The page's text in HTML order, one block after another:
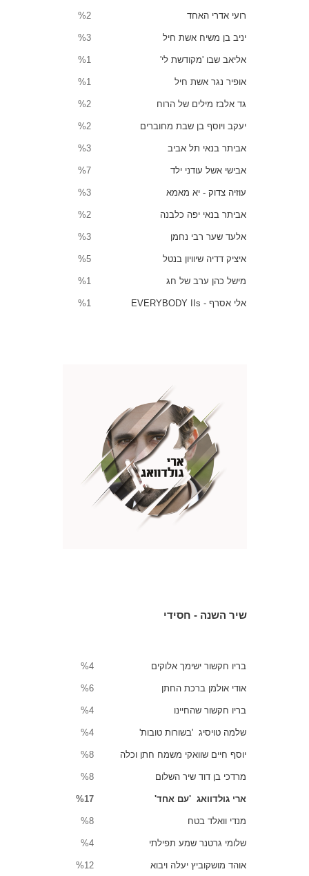
רועי אדרי האחד %2
יניב בן משיח אשת חיל %3
אליאב שבו 'מקודשת לי' %1
אופיר נגר אשת חיל %1
גד אלבז מילים של הרוח %2
יעקב ויוסף בן שבת מחוברים %2
אביתר בנאי תל אביב %3
אבישי אשל עודני ילד %7
עוזיה צדוק - יא מאמא %3
אביתר בנאי יפה כלבנה %2
אלעד שער רבי נחמן %3
איציק דדיה שיוויון בנטל %5
מישל כהן ערב של חג %1
אלי אסרף - EVERYBODY IIs %1
שיר השנה - חסידי
בריו חקשור ישימך אלוקים %4
אודי אולמן ברכת החתן %6
בריו חקשור שהחיינו %4
שלמה טויסיג 'בשורות טובות' %4
יוסף חיים שוואקי משמח חתן וכלה %8
מרדכי בן דוד שיר השלום %8
ארי גולדוואג 'עם אחד' %17
מנדי וואלד בטח %8
שלומי גרטנר שמע תפילתי %4
אוהד מושקוביץ יעלה ויבוא %12